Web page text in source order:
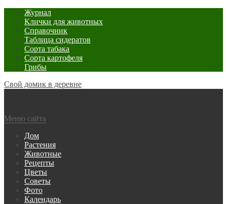
Журнал
Клички для животных
Справочник
Таблица сидератов
Сорта табака
Сорта картофеля
Грибы
Свой домик в деревне
Меню сайта
Дом
Растения
Животные
Рецепты
Цветы
Советы
Фото
Календарь